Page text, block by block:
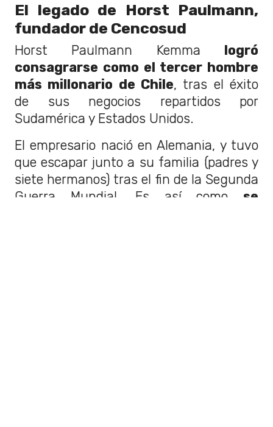
El legado de Horst Paulmann,
fundador de Cencosud
Horst Paulmann Kemma
logró
consagrarse como el tercer hombre
más millonario de Chile, tras el éxito
de sus negocios repartidos por
Sudamérica y Estados Unidos.
El empresario nació en Alemania, y tuvo
que escapar junto a su familia (padres y
siete hermanos) tras el fin de la Segunda
Guerra Mundial. Es así como se